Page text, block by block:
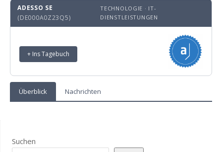
ADESSO SE
(DE000A0Z23Q5)
TECHNOLOGIE · IT-
DIENSTLEISTUNGEN
+ Ins Tagebuch
Überblick Nachrichten
Suchen